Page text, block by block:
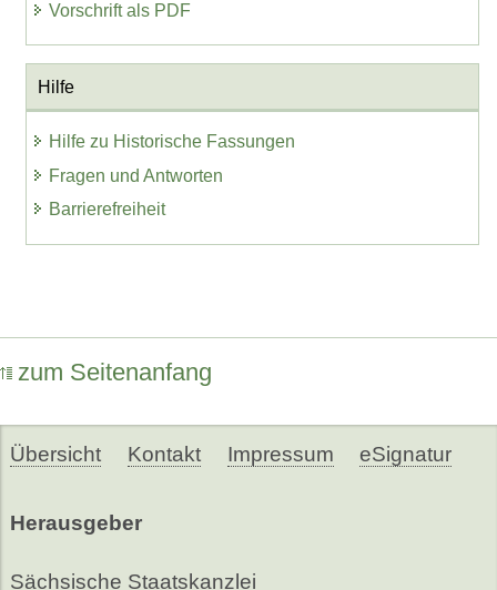
Vorschrift als PDF
Hilfe
Hilfe zu Historische Fassungen
Fragen und Antworten
Barrierefreiheit
zum Seitenanfang
Übersicht Kontakt Impressum eSignatur
Herausgeber
Sächsische Staatskanzlei